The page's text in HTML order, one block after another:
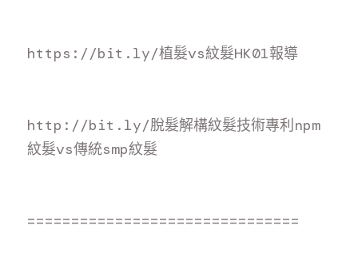
https://bit.ly/植髮vs紋髮HK01報導
http://bit.ly/脫髮解構紋髮技術專利npm
紋髮vs傳統smp紋髮
===============================